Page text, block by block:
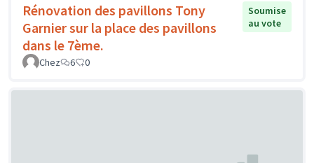
Rénovation des pavillons Tony
Garnier sur la place des pavillons
dans le 7ème.
Soumise
au vote
Chez 6 0